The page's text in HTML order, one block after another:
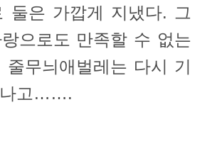
둘은 가깝게 지냈다. 그
으로도 만족할 수 없는
줄무늬애벌레는 다시 기
나고…….